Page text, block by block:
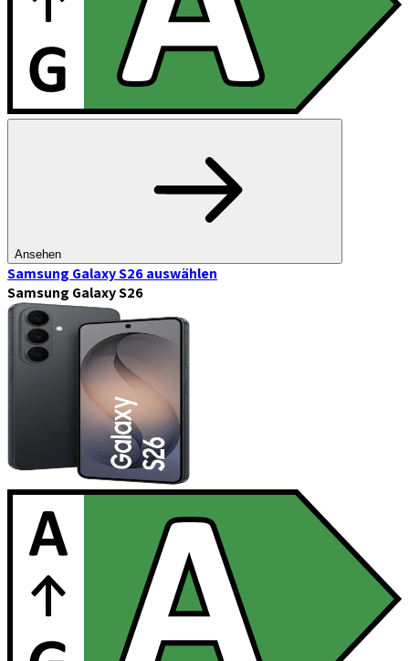
Ansehen
Samsung Galaxy S26auswählen
Samsung Galaxy S26